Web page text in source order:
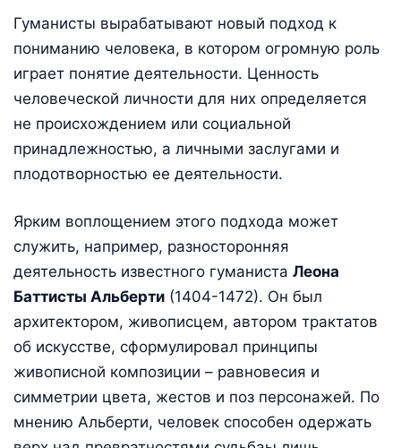
Гуманисты вырабатывают новый подход к
пониманию человека, в котором огромную роль
играет понятие деятельности. Ценность
человеческой личности для них определяется
не происхождением или социальной
принадлежностью, а личными заслугами и
плодотворностью ее деятельности.
Ярким воплощением этого подхода может
служить, например, разносторонняя
деятельность известного гуманиста Леона
Баттисты Альберти (1404-1472). Он был
архитектором, живописцем, автором трактатов
об искусстве, сформулировал принципы
живописной композиции – равновесия и
симметрии цвета, жестов и поз персонажей. По
мнению Альберти, человек способен одержать